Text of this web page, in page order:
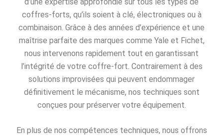
coffres-forts, qu’ils soient à clé, électroniques ou à
combinaison. Grâce à des années d’expérience et une
maîtrise parfaite des marques comme Yale et Fichet,
nous intervenons rapidement tout en garantissant
l’intégrité de votre coffre-fort. Contrairement à des
solutions improvisées qui peuvent endommager
définitivement le mécanisme, nos techniques sont
conçues pour préserver votre équipement.
En plus de nos compétences techniques, nous offrons